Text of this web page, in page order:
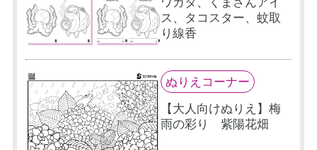
ス、タコスター、蚊取
り線香
ぬりえコーナー
【大人向けぬりえ】梅
雨の彩り 紫陽花畑